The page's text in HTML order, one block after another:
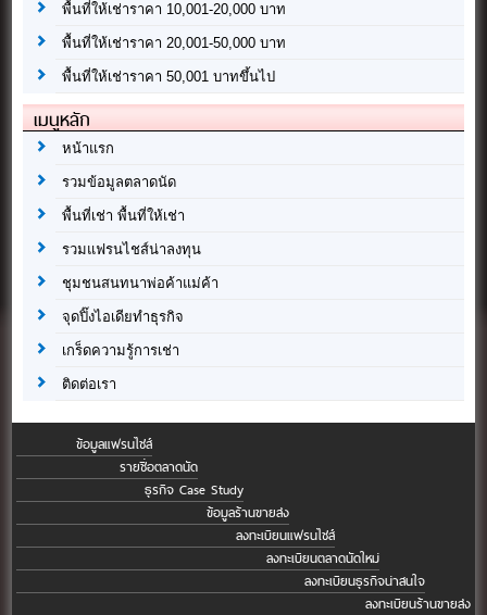
พื้นที่ให้เช่าราคา 10,001-20,000 บาท
พื้นที่ให้เช่าราคา 20,001-50,000 บาท
พื้นที่ให้เช่าราคา 50,001 บาทขึ้นไป
เมนูหลัก
หน้าแรก
รวมข้อมูลตลาดนัด
พื้นที่เช่า พื้นที่ให้เช่า
รวมแฟรนไชส์น่าลงทุน
ชุมชนสนทนาพ่อค้าแม่ค้า
จุดปิ๊งไอเดียทำธุรกิจ
เกร็ดความรู้การเช่า
ติดต่อเรา
ข้อมูลแฟรนไชส์
รายชื่อตลาดนัด
ธุรกิจ Case Study
ข้อมูลร้านขายส่ง
ลงทะเบียนแฟรนไชส์
ลงทะเบียนตลาดนัดใหม่
ลงทะเบียนธุรกิจน่าสนใจ
ลงทะเบียนร้านขายส่ง